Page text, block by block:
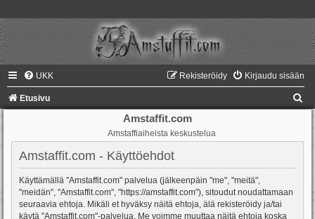
UKK Kirjaudu sisään
Rekisteröidy
Etusivu
Amstaffit.com
Amstaffiaiheista keskustelua
Amstaffit.com - Käyttöehdot
Käyttämällä "Amstaffit.com" palvelua (jälkeenpäin "me", "meitä",
"meidän", "Amstaffit.com", "https://amstaffit.com"), sitoudut noudattamaan
seuraavia ehtoja. Mikäli et hyväksy näitä ehtoja, älä rekisteröidy ja/tai
käytä "Amstaffit.com"-palvelua. Me voimme muuttaa näitä ehtoja koska